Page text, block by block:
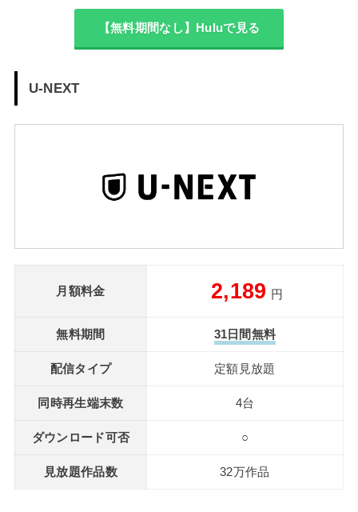
【無料期間なし】Huluで見る
U-NEXT
月額料金 2,189 円
無料期間 31日間無料
配信タイプ 定額見放題
同時再生端末数 4台
ダウンロード可否 ○
見放題作品数 32万作品